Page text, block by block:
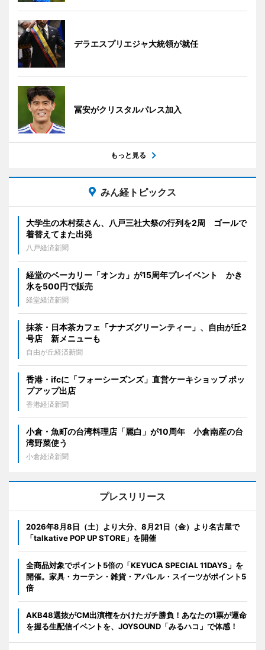
デラエスプリエジャ大統領が就任
冨安がクリスタルパレス加入
もっと見る
みん経トピックス
大学生の木村栞さん、八戸三社大祭の行列を2周 ゴールで
着替えてまた出発
八戸経済新聞
経堂のベーカリー「オンカ」が15周年プレイベント かき
氷を500円で販売
経堂経済新聞
抹茶・日本茶カフェ「ナナズグリーンティー」、自由が丘2
号店 新メニューも
自由が丘経済新聞
香港・ifcに「フォーシーズンズ」直営ケーキショップ ポッ
プアップ出店
香港経済新聞
小倉・魚町の台湾料理店「麗白」が10周年 小倉南産の台
湾野菜使う
小倉経済新聞
プレスリリース
2026年8月8日（土）より大分、8月21日（金）より名古屋で
「talkative POP UP STORE」を開催
全商品対象でポイント5倍の「KEYUCA SPECIAL 11DAYS」を
開催。家具・カーテン・雑貨・アパレル・スイーツがポイント5
倍
AKB48選抜がCM出演権をかけたガチ勝負！あなたの1票が運命
を握る生配信イベントを、JOYSOUND「みるハコ」で体感！